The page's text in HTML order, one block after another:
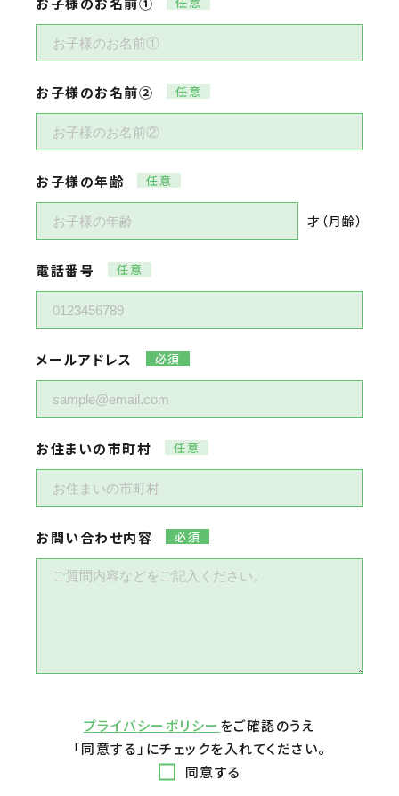
お子様のお名前②
お子様の年齢
才（月齢）
電話番号
メールアドレス
お住まいの市町村
お問い合わせ内容
プライバシーポリシー をご確認のうえ
「同意する」にチェックを入れてください。
同意する